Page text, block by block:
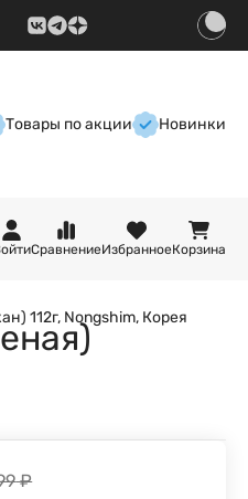
Товары по акции Новинки
СравнениеИзбранноеКорзина
112г, Nongshim, Корея
₽